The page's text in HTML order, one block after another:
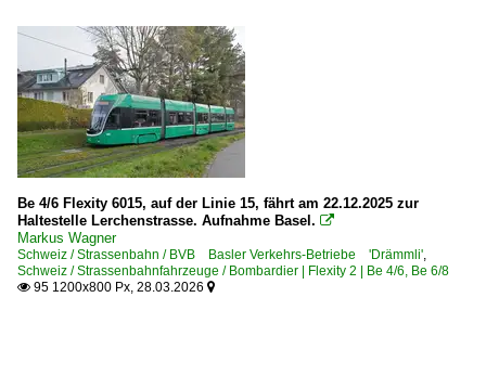
Be 4/6 Flexity 6015, auf der Linie 15, fährt am 22.12.2025 zur
Haltestelle Lerchenstrasse. Aufnahme Basel. 
Markus Wagner
Schweiz / Strassenbahn / BVB Basler Verkehrs-Betriebe 'Drämmli',
Schweiz / Strassenbahnfahrzeuge / Bombardier | Flexity 2 | Be 4/6, Be 6/8
 95 1200x800 Px, 28.03.2026 